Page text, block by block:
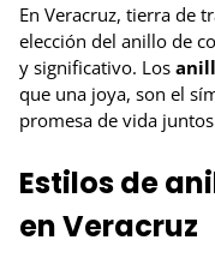
En Veracruz, tierra de
elección del anillo de
y significativo. Los
que una joya, son el
promesa de vida
Estilos de
en Veracruz